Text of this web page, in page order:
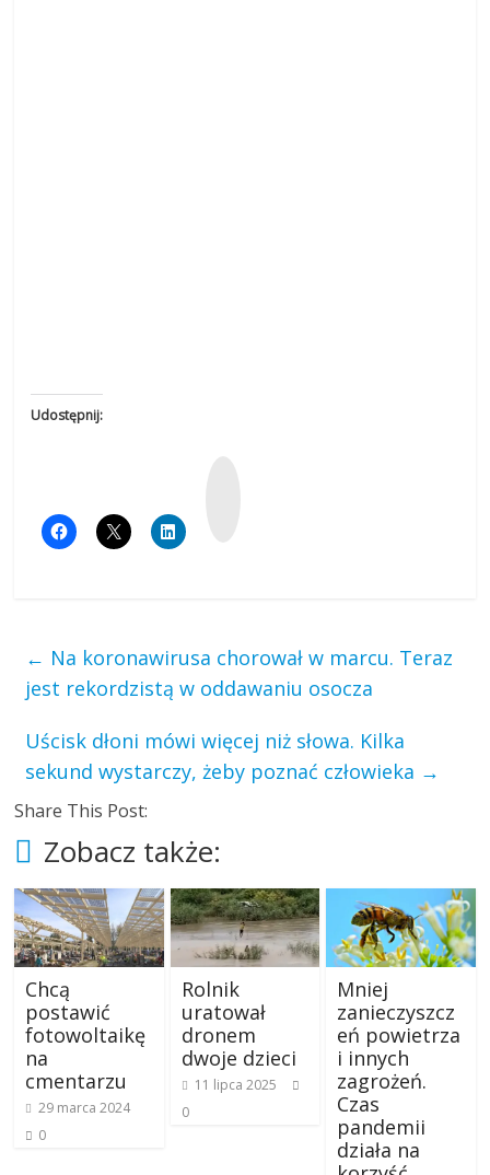
Udostępnij:
← Na koronawirusa chorował w marcu. Teraz
jest rekordzistą w oddawaniu osocza
Uścisk dłoni mówi więcej niż słowa. Kilka
sekund wystarczy, żeby poznać człowieka →
Share This Post:
Zobacz także:
Chcą
postawić
fotowoltaikę
na
cmentarzu
29 marca 2024
0
Rolnik
uratował
dronem
dwoje dzieci
11 lipca 2025
0
Mniej
zanieczyszcz
eń powietrza
i innych
zagrożeń.
Czas
pandemii
działa na